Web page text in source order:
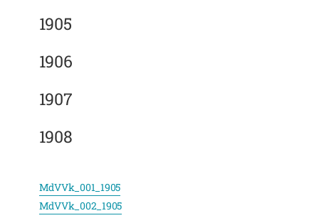
1905
1906
1907
1908
MdVVk_001_1905
MdVVk_002_1905